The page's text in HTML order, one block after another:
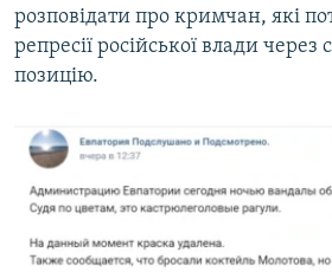
розповідати про кримчан, які
репресії російської влади
позицію.